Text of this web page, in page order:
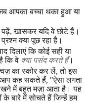
आपका बच्चा थका हुआ या
खासकर यदि वे छोटे हैं।
क्या पूछ रहा है।
दिलाएं कि कोई सही या
कि वे क्या पसंद करते हैं।
का स्कोर कर लें, तो इस
आप कह सकते हैं, "ऐसा लगता
में बहुत मज़ा आता है। यह
बारे में सोचते हैं जिन्हें हम